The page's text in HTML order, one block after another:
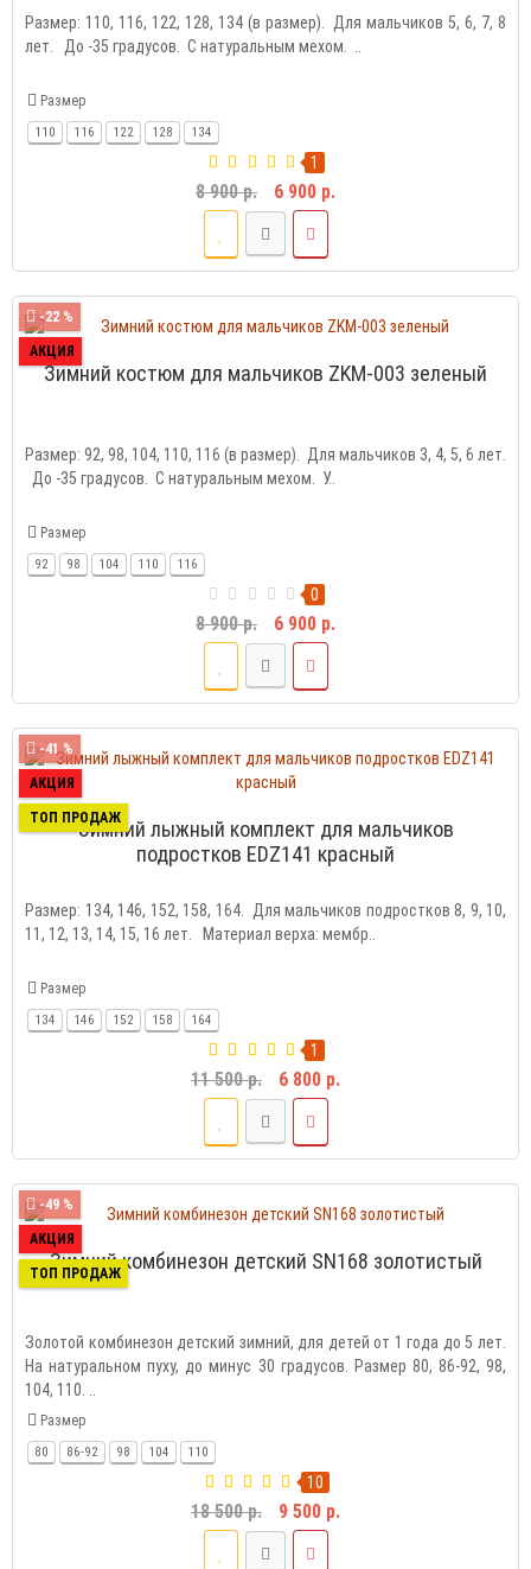
Размер: 110, 116, 122, 128, 134 (в размер). Для мальчиков 5, 6, 7, 8
лет. До -35 градусов. С натуральным мехом. ..
Размер
110 116 122 128 134
1
8 900 р. 6 900 р.
-22 %
АКЦИЯ
Зимний костюм для мальчиков ZKM-003 зеленый
Размер: 92, 98, 104, 110, 116 (в размер). Для мальчиков 3, 4, 5, 6 лет.
До -35 градусов. С натуральным мехом. У..
Размер
92 98 104 110 116
0
8 900 р. 6 900 р.
-41 %
АКЦИЯ
ТОП ПРОДАЖЗимний лыжный комплект для мальчиков
подростков EDZ141 красный
Размер: 134, 146, 152, 158, 164. Для мальчиков подростков 8, 9, 10,
11, 12, 13, 14, 15, 16 лет. Материал верха: мембр..
Размер
134 146 152 158 164
1
11 500 р. 6 800 р.
-49 %
АКЦИЯ
ТОП ПРОДАЖ
Зимний комбинезон детский SN168 золотистый
Золотой комбинезон детский зимний, для детей от 1 года до 5 лет.
На натуральном пуху, до минус 30 градусов. Размер 80, 86-92, 98,
104, 110. ..
Размер
80 86-92 98 104 110
10
18 500 р. 9 500 р.